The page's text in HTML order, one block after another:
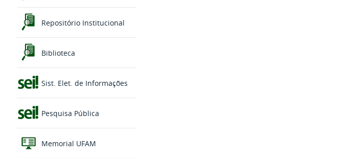
Repositório Institucional
Biblioteca
Sist. Elet. de Informações
Pesquisa Pública
Memorial UFAM